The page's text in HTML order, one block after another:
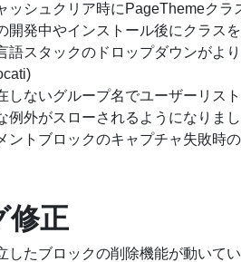
ッシュクリア時にPageThemeク
開発中やインストール後にクラス
語スタックのドロップダウンがよ
しないグループ名でユーザーリス
例外がスローされるようになりまし
ントブロックのキャプチャ失敗時
修正
したブロックの削除機能が動いて